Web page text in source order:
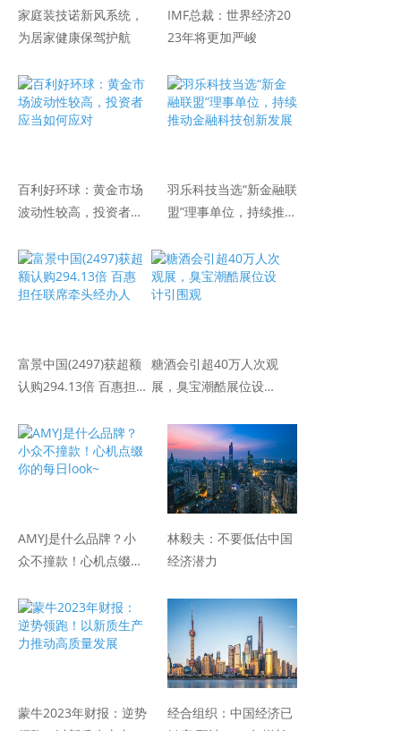
家庭装技诺新风系统，
为居家健康保驾护航
IMF总裁：世界经济20
23年将更加严峻
百利好环球：黄金市场
波动性较高，投资者应
羽乐科技当选“新金融联
盟”理事单位，持续推动
富景中国(2497)获超额
认购294.13倍 百惠担
糖酒会引超40万人次观
展，臭宝潮酷展位设计
AMYJ是什么品牌？小
众不撞款！心机点缀你
林毅夫：不要低估中国
经济潜力
蒙牛2023年财报：逆势
经合组织：中国经济已